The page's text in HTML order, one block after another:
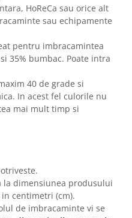
HoReCa sau orice alt
sau echipamente
pentru imbracamintea
35% bumbac. Poate intra
40 de grade si
In acest fel culorile nu
mai mult timp si
dimensiunea produsului
centimetri (cm).
de imbracaminte vi se